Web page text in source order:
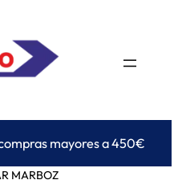
mayores a 450€
MARBOZ